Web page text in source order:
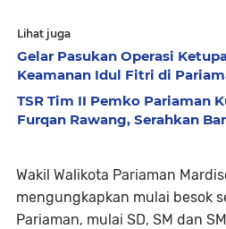
Lihat juga
Gelar Pasukan Operasi
Keamanan Idul Fitri di
TSR Tim II Pemko Pariaman
Furqan Rawang, Serahkan
Wakil Walikota Pariaman
mengungkapkan mulai besok
Pariaman, mulai SD, SM dan